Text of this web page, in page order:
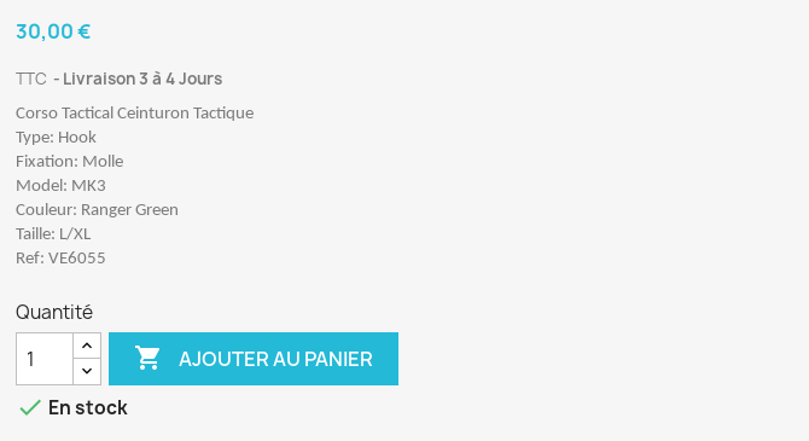
30,00 €
TTC Livraison 3 à 4 Jours
Corso Tactical Ceinturon Tactique
Type: Hook
Fixation: Molle
Model: MK3
Couleur: Ranger Green
Taille: L/XL
Ref: VE6055
Quantité
 AJOUTER AU PANIER
 En stock